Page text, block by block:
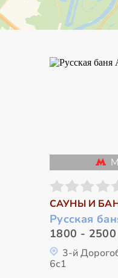
САУНЫ И
Русская
1800 - 2500
3-й
6с1